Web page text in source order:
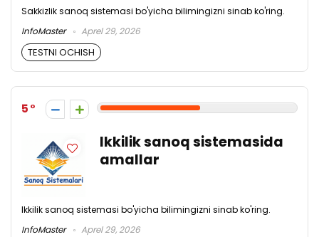
Sakkizlik sanoq sistemasi bo'yicha bilimingizni sinab ko'ring.
InfoMaster
Aprel 29, 2026
TESTNI OCHISH
5
Ikkilik sanoq sistemasida
amallar
Ikkilik sanoq sistemasi bo'yicha bilimingizni sinab ko'ring.
InfoMaster
Aprel 29, 2026